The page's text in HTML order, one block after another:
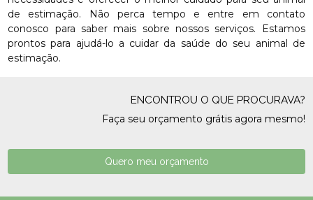
de estimação. Não perca tempo e entre em contato
conosco para saber mais sobre nossos serviços. Estamos
prontos para ajudá-lo a cuidar da saúde do seu animal de
estimação.
ENCONTROU O QUE PROCURAVA?
Faça seu orçamento grátis agora mesmo!
Quero meu orçamento